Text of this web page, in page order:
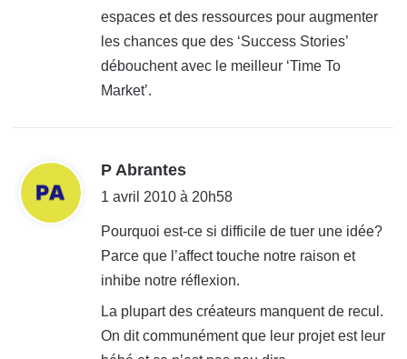
espaces et des ressources pour augmenter
les chances que des ‘Success Stories’
débouchent avec le meilleur ‘Time To
Market’.
P Abrantes
i
1 avril 2010 à 20h58
Pourquoi est-ce si difficile de tuer une idée?
Parce que l’affect touche notre raison et
inhibe notre réflexion.
La plupart des créateurs manquent de recul.
On dit communément que leur projet est leur